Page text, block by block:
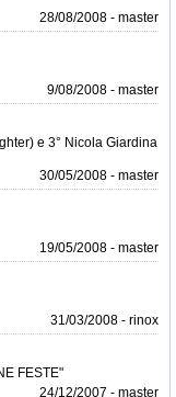
28/08/2008 - master
9/08/2008 - master
e 3° Nicola Giardina
30/05/2008 - master
19/05/2008 - master
31/03/2008 - rinox
FESTE"
24/12/2007 - master